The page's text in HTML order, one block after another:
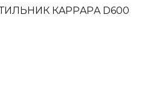
КAРРAРA D600